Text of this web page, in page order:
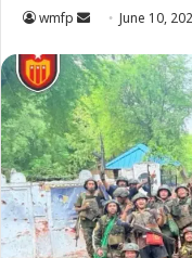
wmfp Send
email
June 10,